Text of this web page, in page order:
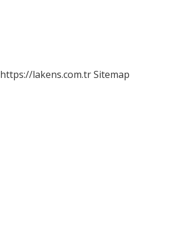
https://lakens.com.trSitemap